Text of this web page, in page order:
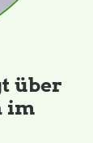
über
im